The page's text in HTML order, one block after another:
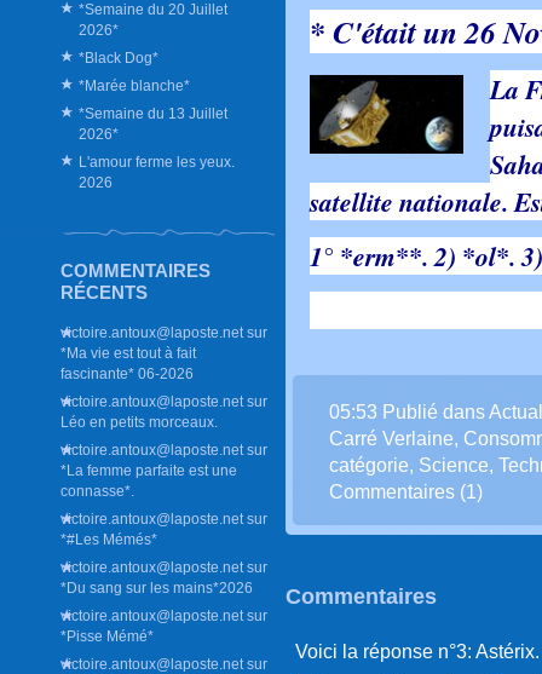
*Semaine du 20 Juillet
2026*
*Black Dog*
*Marée blanche*
*Semaine du 13 Juillet
2026*
L'amour ferme les yeux.
2026
COMMENTAIRES
RÉCENTS
victoire.antoux@laposte.net sur
*Ma vie est tout à fait
fascinante* 06-2026
victoire.antoux@laposte.net sur
Léo en petits morceaux.
victoire.antoux@laposte.net sur
*La femme parfaite est une
connasse*.
victoire.antoux@laposte.net sur
*#Les Mémés*
victoire.antoux@laposte.net sur
*Du sang sur les mains*2026
victoire.antoux@laposte.net sur
*Pisse Mémé*
victoire.antoux@laposte.net sur
* C'était un 26
La
satellite nationale.
1° *erm**. 2) *ol*.
05:53 Publié dans
Carré Verlaine,
catégorie, Science,
Commentaires (1)
Commentaires
Voici la réponse n°3: Astérix.